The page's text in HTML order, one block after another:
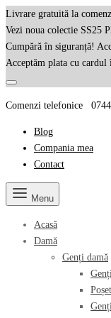
Livrare gratuită la
Vezi noua colectie SS25
Cumpără în siguranță!
Acceptăm plata cu cardul
Comenzi telefonice
Blog
Compania mea
Contact
Menu
Acasă
Damă
Genți damă